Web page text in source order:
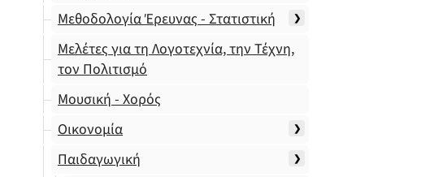
Μεθοδολογία Έρευνας - Στατιστική
Μελέτες για τη Λογοτεχνία, την Τέχνη,
τον Πολιτισμό
Μουσική - Χορός
Οικονομία
Παιδαγωγική